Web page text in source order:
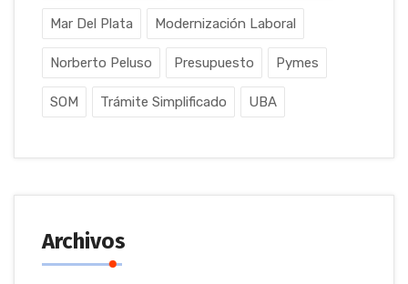
Mar Del Plata Modernización Laboral
Norberto Peluso Presupuesto Pymes
SOM Trámite Simplificado UBA
Archivos